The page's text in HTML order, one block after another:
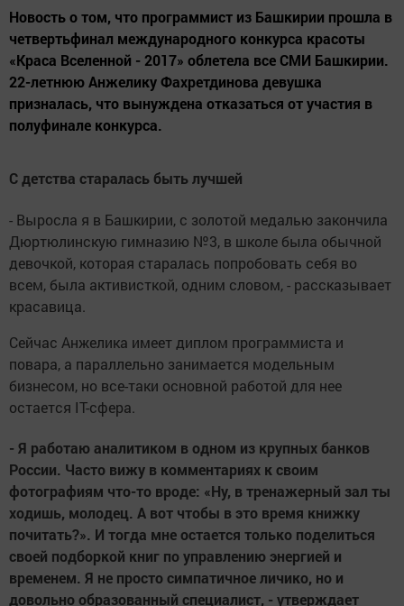
Новость о том, что программист из Башкирии прошла в
четвертьфинал международного конкурса красоты
«Краса Вселенной - 2017» облетела все СМИ Башкирии.
22-летнюю Анжелику Фахретдинова девушка
призналась, что вынуждена отказаться от участия в
полуфинале конкурса.
С детства старалась быть лучшей
- Выросла я в Башкирии, с золотой медалью закончила
Дюртюлинскую гимназию №3, в школе была обычной
девочкой, которая старалась попробовать себя во
всем, была активисткой, одним словом, - рассказывает
красавица.
Сейчас Анжелика имеет диплом программиста и
повара, а параллельно занимается модельным
бизнесом, но все-таки основной работой для нее
остается IT-сфера.
- Я работаю аналитиком в одном из крупных банков
России. Часто вижу в комментариях к своим
фотографиям что-то вроде: «Ну, в тренажерный зал ты
ходишь, молодец. А вот чтобы в это время книжку
почитать?». И тогда мне остается только поделиться
своей подборкой книг по управлению энергией и
временем. Я не просто симпатичное личико, но и
довольно образованный специалист, - утверждает